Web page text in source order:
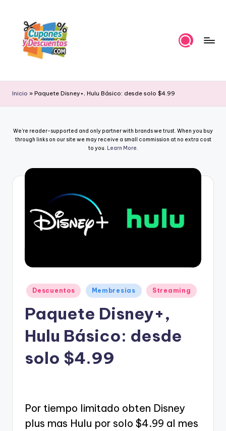
content
u
p
o
n
s
estas
y
descuentos
Inicio » Paquete Disney+, Hulu Básico: desde solo $4.99
We're reader-supported and only partner with brands we trust. When you buy
through links on our site we may receive a small commission at no extra cost
to you. Learn More.
Posted
in
Descuentos Membresias Streaming
Paquete Disney+,
Hulu Básico: desde
solo $4.99
Por tiempo limitado obten Disney
plus mas Hulu por solo $4.99 al mes